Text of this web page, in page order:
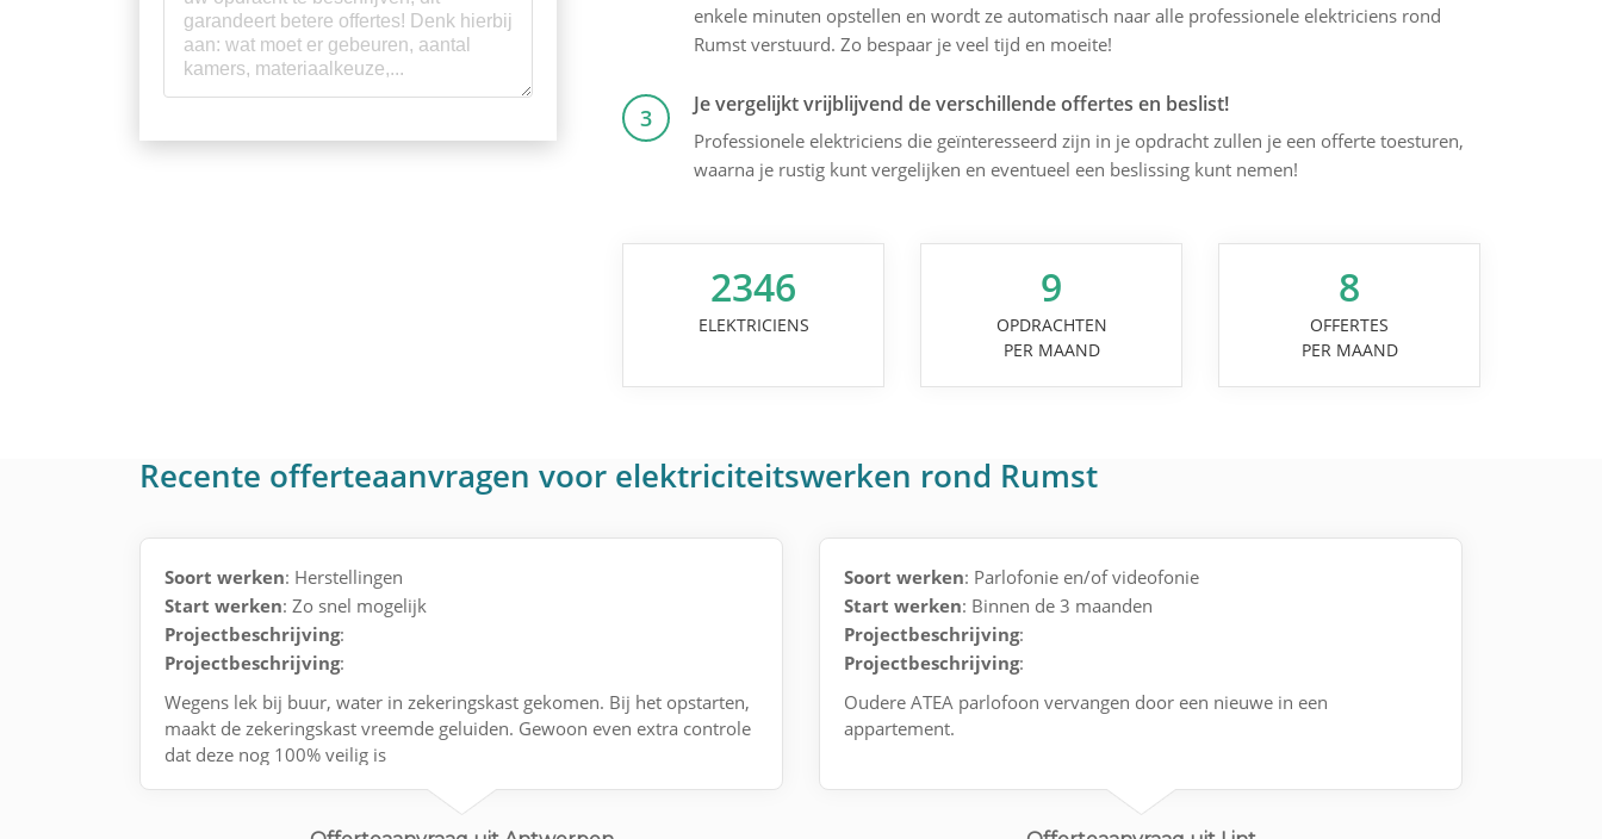
enkele minuten opstellen en wordt ze automatisch naar alle professionele elektriciens rond
Rumst verstuurd. Zo bespaar je veel tijd en moeite!
3 Je vergelijkt vrijblijvend de verschillende offertes en beslist!
Professionele elektriciens die geïnteresseerd zijn in je opdracht zullen je een offerte toesturen,
waarna je rustig kunt vergelijken en eventueel een beslissing kunt nemen!
2346
ELEKTRICIENS
9
OPDRACHTEN
PER MAAND
8
OFFERTES
PER MAAND
Recente offerteaanvragen voor elektriciteitswerken rond Rumst
Soort werken: Herstellingen
Start werken: Zo snel mogelijk
Projectbeschrijving:
Projectbeschrijving:
Wegens lek bij buur, water in zekeringskast gekomen. Bij het opstarten,
maakt de zekeringskast vreemde geluiden. Gewoon even extra controle
dat deze nog 100% veilig is
Soort werken: Parlofonie en/of videofonie
Start werken: Binnen de 3 maanden
Projectbeschrijving:
Projectbeschrijving:
Oudere ATEA parlofoon vervangen door een nieuwe in een
appartement.